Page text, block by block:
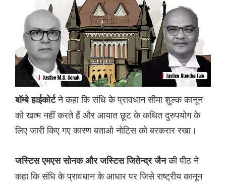
बॉम्बे हाईकोर्टने कहा कि संधि के प्रावधान सीमा शुल्क कानून
को खत्म नहीं करते हैं और आयात छूट के कथित दुरुपयोग के
लिए जारी किए गए कारण बताओ नोटिस को बरकरार रखा।
जस्टिस एमएस सोनक और जस्टिस जितेन्द्र जैनकी पीठ ने
कहा कि संधि के प्रावधान के आधार पर जिसे राष्ट्रीय कानून